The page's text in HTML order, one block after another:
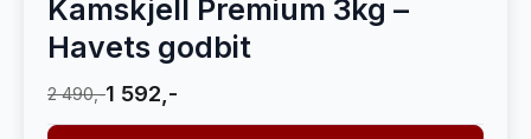
Kamskjell Premium 3kg –
Havets godbit
2 490,-1 592,-